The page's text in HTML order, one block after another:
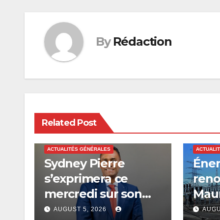
By Rédaction
Related Post
ACTUALITÉS GÉNÉRALES
Sydney Pierre
s’exprimera ce
mercredi sur son
avenir politique
AUGUST 5, 2026